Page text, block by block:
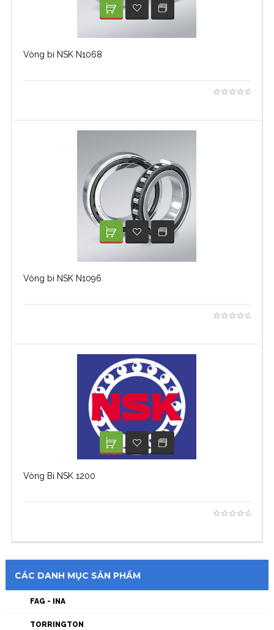
XEM TIẾPADD TO WISHLIST
Vòng bi NSK N1068
XEM TIẾPADD TO WISHLIST
Vòng bi NSK N1096
XEM TIẾPADD TO WISHLIST
Vòng Bi NSK 1200
CÁC DANH MỤC SẢN PHẨM
FAG - INA
TORRINGTON